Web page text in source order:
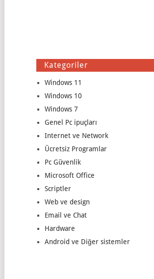
Kategoriler
Windows 11
Windows 10
Windows 7
Genel Pc ipuçları
Internet ve Network
Ücretsiz Programlar
Pc Güvenlik
Microsoft Office
Scriptler
Web ve design
Email ve Chat
Hardware
Android ve Diğer sistemler